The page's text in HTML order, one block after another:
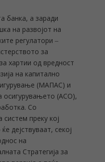
банка, а заради
на развојот на
регулатори ‒
за
хартии од вредност
на капитално
(МАПАС) и
осигурувањето (АСО),
Со
преку кој
дејствуваат, секој
на
Стратегија за